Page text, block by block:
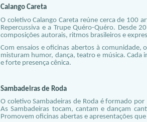
Calango Careta
O coletivo Calango Careta reúne cerca de 100
Repercussiva e a Trupe Quéro-Quéro. Desde
composições autorais, ritmos brasileiros e
Com ensaios e oficinas abertos à comunidade,
misturam humor, dança, teatro e música. Cada
e forte presença cênica.
Sambadeiras de Roda
O coletivo Sambadeiras de Roda é formado
As Sambadeiras tocam, cantam e dançam
Promovem oficinas abertas e apresentações